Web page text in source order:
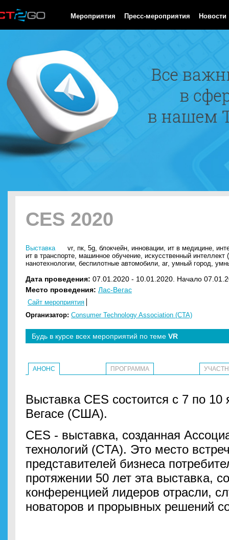
Мероприятия Пресс-мероприятия Новости
CES 2020
Выставка vr, пк, 5g, блокчейн, инновации, ит в медицине,
ит в транспорте, машинное обучение, искусственный интеллект
нанотехнологии, беспилотные автомобили, ar, умный город,
Дата проведения: 07.01.2020 - 10.01.2020. Начало
Место проведения: Лас-Вегас
Сайт мероприятия
Организатор: Consumer Technology Association (CTA)
Будь в курсе всех мероприятий по теме VR
АНОНС ПРОГРАММА
Выставка CES состоится с 7 по 10
Вегасе (США).
CES - выставка, созданная
технологий (CTA). Это место
представителей бизнеса
протяжении 50 лет эта выставка,
конференцией лидеров отрасли,
новаторов и прорывных решений